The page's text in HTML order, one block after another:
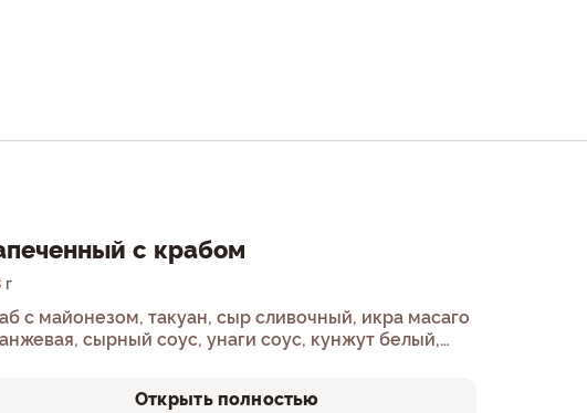
с крабом
г
с майонезом, такуан, сыр сливочный, икра масаго
сырный соус, унаги соус, кунжут белый,
Открыть полностью